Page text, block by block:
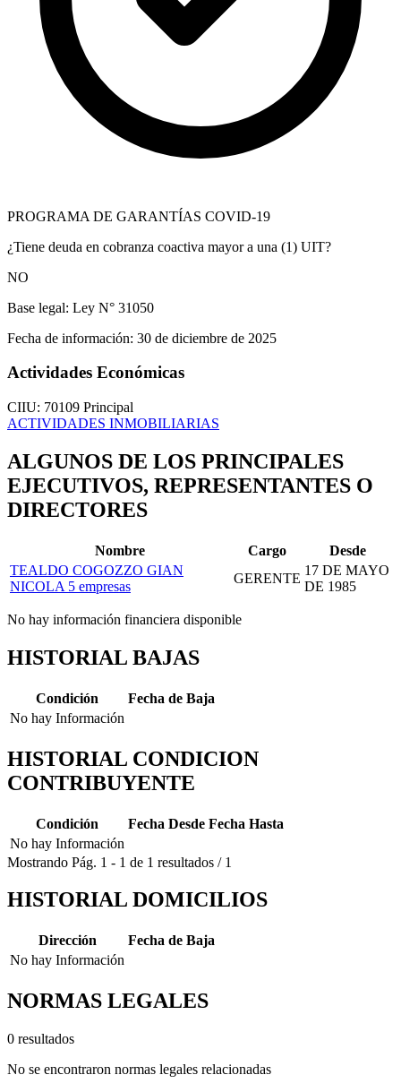
PROGRAMA DE GARANTÍAS COVID-19
¿Tiene deuda en cobranza coactiva mayor a una (1) UIT?
NO
Base legal: Ley N° 31050
Fecha de información: 30 de diciembre de 2025
Actividades Económicas
CIIU: 70109 Principal
ACTIVIDADES INMOBILIARIAS
ALGUNOS DE LOS PRINCIPALES
EJECUTIVOS, REPRESENTANTES O
DIRECTORES
Nombre Cargo
Desde
TEALDO COGOZZO GIAN
NICOLA 5 empresas
GERENTE
17 DE MAYO
DE 1985
No hay información financiera disponible
HISTORIAL BAJAS
Condición
Fecha de Baja
No hay Información
HISTORIAL CONDICION
CONTRIBUYENTE
Condición Fecha Desde Fecha Hasta
No hay Información
Mostrando Pág. 1 - 1 de 1 resultados / 1
HISTORIAL DOMICILIOS
Dirección
Fecha de Baja
No hay Información
NORMAS LEGALES
0 resultados
No se encontraron normas legales relacionadas